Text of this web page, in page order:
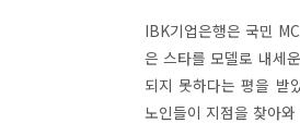
IBK기업은행은 국민
은 스타를 모델로 내세
되지 못하다는 평을 받
노인들이 지점을 찾아